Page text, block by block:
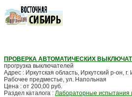
ПРОВЕРКА АВТОМАТИЧЕСКИХ
прогрузка выключателей
Адрес : Иркутская область, Иркутский р-он,
Рабочее предместье, ул. Напольная
Цена : от 200,00 руб.
Раздел каталога : Лабораторные испытания